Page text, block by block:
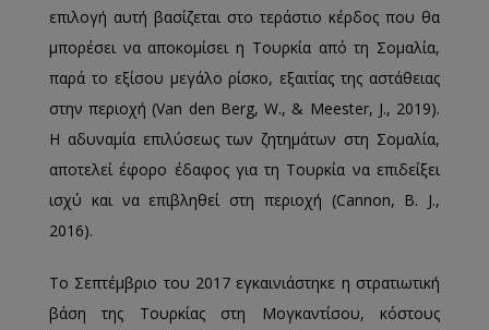
επιλογή αυτή βασίζεται στο τεράστιο κέρδος που θα
μπορέσει να αποκομίσει η Τουρκία από τη Σομαλία,
παρά το εξίσου μεγάλο ρίσκο, εξαιτίας της αστάθειας
στην περιοχή (Van den Berg, W., & Meester, J., 2019).
Η αδυναμία επιλύσεως των ζητημάτων στη Σομαλία,
αποτελεί έφορο έδαφος για τη Τουρκία να επιδείξει
ισχύ και να επιβληθεί στη περιοχή (Cannon, B. J.,
2016).
Το Σεπτέμβριο του 2017 εγκαινιάστηκε η στρατιωτική
βάση της Τουρκίας στη Μογκαντίσου, κόστους